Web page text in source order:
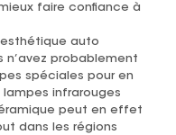
faire confiance à
auto
n’avez probablement
spéciales pour en
infrarouges
peut en effet
dans les régions